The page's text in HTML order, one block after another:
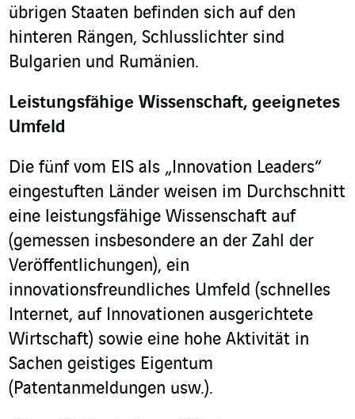
übrigen Staaten befinden sich auf den
hinteren Rängen, Schlusslichter sind
Bulgarien und Rumänien.
Leistungsfähige Wissenschaft, geeignetes
Umfeld
Die fünf vom EIS als „Innovation Leaders“
eingestuften Länder weisen im Durchschnitt
eine leistungsfähige Wissenschaft auf
(gemessen insbesondere an der Zahl der
Veröffentlichungen), ein
innovationsfreundliches Umfeld (schnelles
Internet, auf Innovationen ausgerichtete
Wirtschaft) sowie eine hohe Aktivität in
Sachen geistiges Eigentum
(Patentanmeldungen usw.).